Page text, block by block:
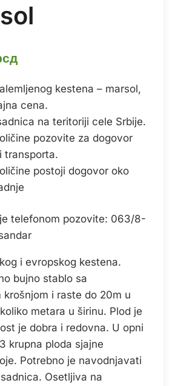
kestena – marsol,
cena.
na teritoriji cele Srbije.
pozovite za dogovor
transporta.
postoji dogovor oko
telefonom pozovite: 063/8-
i evropskog kestena.
bujno stablo sa
krošnjom i raste do 20m u
metara u širinu. Plod je
je dobra i redovna. U opni
krupna ploda sjajne
Potrebno je navodnjavati
Osetljiva na